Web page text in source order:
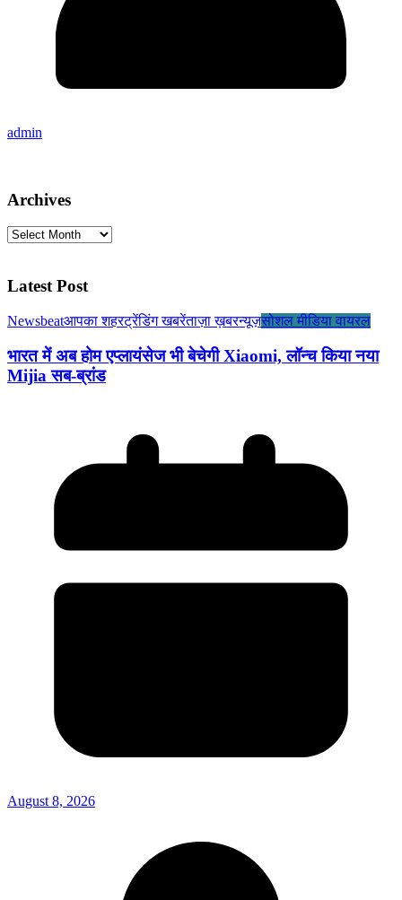
admin
Archives
Archives
Latest Post
Newsbeatआपका शहरट्रेंडिंग खबरेंताज़ा ख़बरन्यूज़सोशल मीडिया वायरल
भारत में अब होम एप्लायंसेज भी बेचेगी Xiaomi, लॉन्च किया नया
Mijia सब-ब्रांड
August 8, 2026